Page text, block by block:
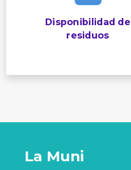
Disponibilidad de
residuos
La Muni